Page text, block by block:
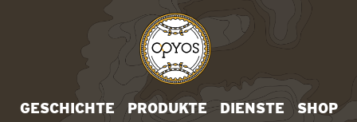
GESCHICHTE PRODUKTE DIENSTE SHOP